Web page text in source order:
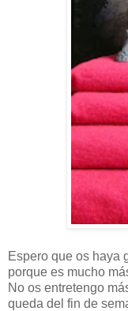
Espero que os haya
porque es mucho
No os entretengo
queda del fin de